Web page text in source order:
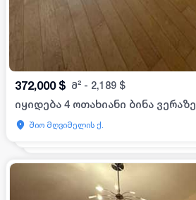
372,000 $ მ² - 2,189 $
იყიდება 4 ოთახიანი ბინა ვერაზე
შიო მღვიმელის ქ.